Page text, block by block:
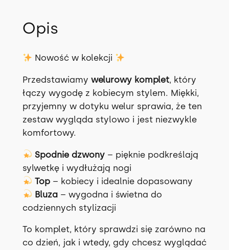
Opis
Nowość w kolekcji
Przedstawiamy welurowy komplet, który
łączy wygodę z kobiecym stylem. Miękki,
przyjemny w dotyku welur sprawia, że ten
zestaw wygląda stylowo i jest niezwykle
komfortowy.
Spodnie dzwony– pięknie podkreślają
sylwetkę i wydłużają nogi
Top– kobiecy i idealnie dopasowany
Bluza– wygodna i świetna do
codziennych stylizacji
To komplet, który sprawdzi się zarówno na
co dzień, jak i wtedy, gdy chcesz wyglądać